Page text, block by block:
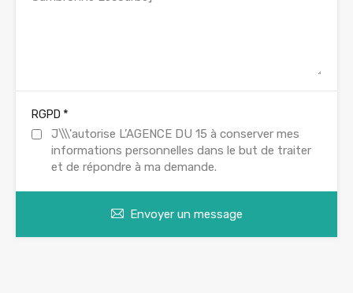
RGPD *
J\\\'autorise L’AGENCE DU 15 à conserver mes
informations personnelles dans le but de traiter
et de répondre à ma demande.
Envoyer un message